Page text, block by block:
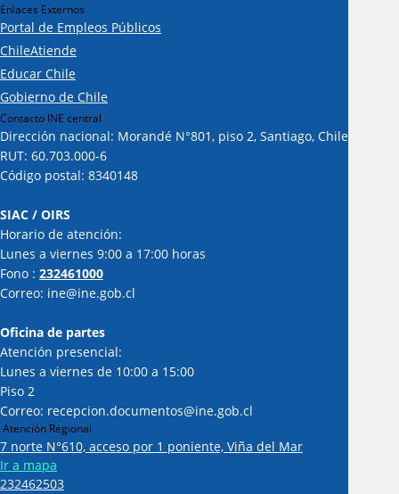
Enlaces Externos
Portal de Empleos Públicos
ChileAtiende
Educar Chile
Gobierno de Chile
Contacto INE central
Dirección nacional: Morandé N°801, piso 2, Santiago, Chile
RUT: 60.703.000-6
Código postal: 8340148
SIAC / OIRS
Horario de atención:
Lunes a viernes 9:00 a 17:00 horas
Fono : 232461000
Correo: ine@ine.gob.cl
Oficina de partes
Atención presencial:
Lunes a viernes de 10:00 a 15:00
Piso 2
Correo: recepcion.documentos@ine.gob.cl
Atención Regional
7 norte N°610, acceso por 1 poniente, Viña del Mar
Ir a mapa
232462503